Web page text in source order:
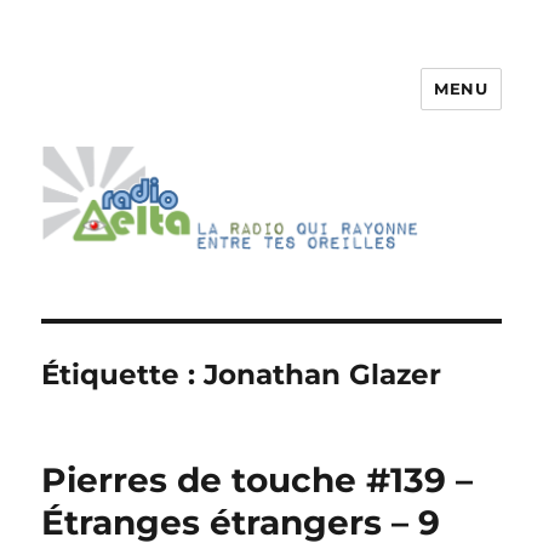
MENU
Étiquette :Jonathan Glazer
Pierres de touche #139 –
Étranges étrangers – 9